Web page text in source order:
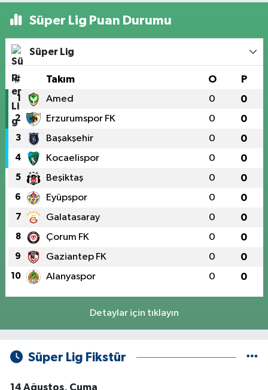
Süper Lig Puan Durumu
Süper Lig
# Takım O P
1 Amed 0 0
2 Erzurumspor FK 0 0
3 Başakşehir 0 0
4 Kocaelispor 0 0
5 Beşiktaş 0 0
6 Eyüpspor 0 0
7 Galatasaray 0 0
8 Çorum FK 0 0
9 Gaziantep FK 0 0
10 Alanyaspor 0 0
Detaylar için tıklayın
Süper Lig Fikstür
14 Ağustos, Cuma